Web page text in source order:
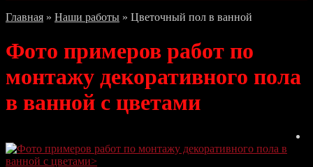
Главная » Наши работы » Цветочный пол в ванной
Фото примеров работ по
монтажу декоративного пола
в ванной с цветами